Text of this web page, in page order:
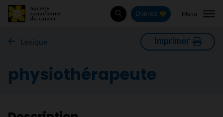
Rechercher
Donnez Menu
Lexique Imprimer
physiothérapeute